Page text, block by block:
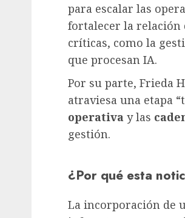
para escalar las
fortalecer la relación
críticas, como la
que procesan IA.
Por su parte, Frieda
atraviesa una etapa
operativa y las
gestión.
¿Por qué esta
La incorporación de